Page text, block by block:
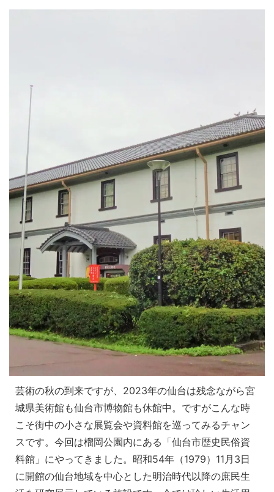
芸術の秋の到来ですが、2023年の仙台は残念ながら宮
城県美術館も仙台市博物館も休館中。ですがこんな時
こそ街中の小さな展覧会や資料館を巡ってみるチャン
スです。今回は榴岡公園内にある「仙台市歴史民俗資
料館」にやってきました。昭和54年（1979）11月3日
に開館の仙台地域を中心とした明治時代以降の庶民生